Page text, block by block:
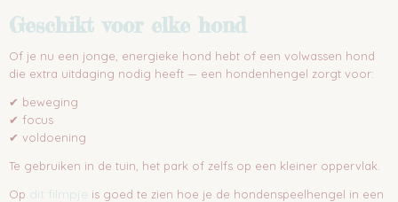
Geschikt voor elke hond
Of je nu een jonge, energieke hond hebt of een volwassen hond
die extra uitdaging nodig heeft — een hondenhengel zorgt voor:
✔ beweging
✔ focus
✔ voldoening
Te gebruiken in de tuin, het park of zelfs op een kleiner oppervlak.
Op dit filmpje is goed te zien hoe je de hondenspeelhengel in een